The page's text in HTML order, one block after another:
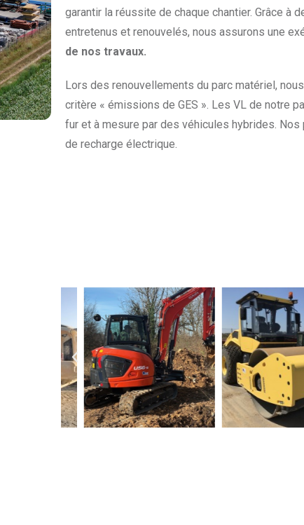
garantir la réussite de chaque chantier. Grâce à
entretenus et renouvelés, nous assurons une
de nos travaux.
Lors des renouvellements du parc matériel,
critère « émissions de GES ». Les VL de notre
fur et à mesure par des véhicules hybrides.
de recharge électrique.